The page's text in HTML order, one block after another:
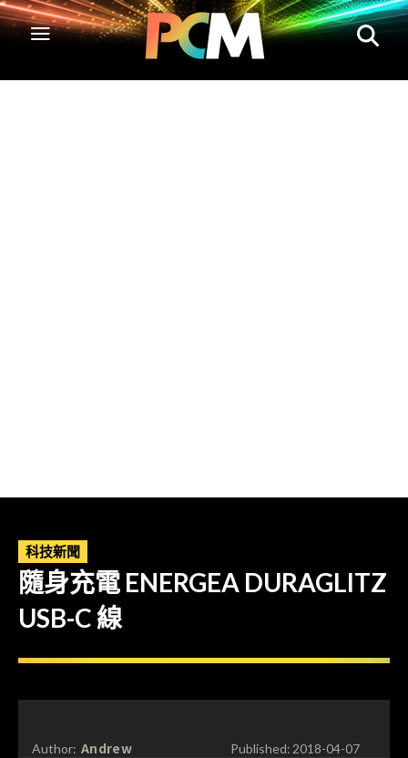
科技新聞
隨身充電 ENERGEA DURAGLITZ
USB-C 線
Author: Andrew Published:2018-04-07